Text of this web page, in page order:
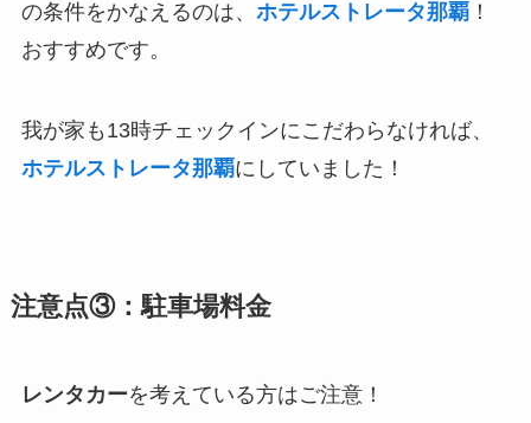
の条件をかなえるのは、 ホテルストレータ那覇！
おすすめです。
我が家も13時チェックインにこだわらなければ、
ホテルストレータ那覇にしていました！
注意点③：駐車場料金
レンタカーを考えている方はご注意！